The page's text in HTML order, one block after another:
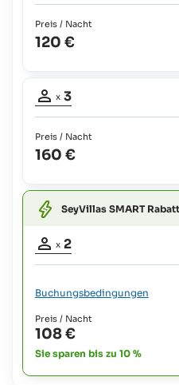
Preis / Nacht
120 €
Belegung
x 3
Preis / Nacht
160 €
SeyVillas SMART Rabatt
x 2
Buchungsbedingungen
Preis / Nacht
108 €
Sie sparen bis zu 10 %